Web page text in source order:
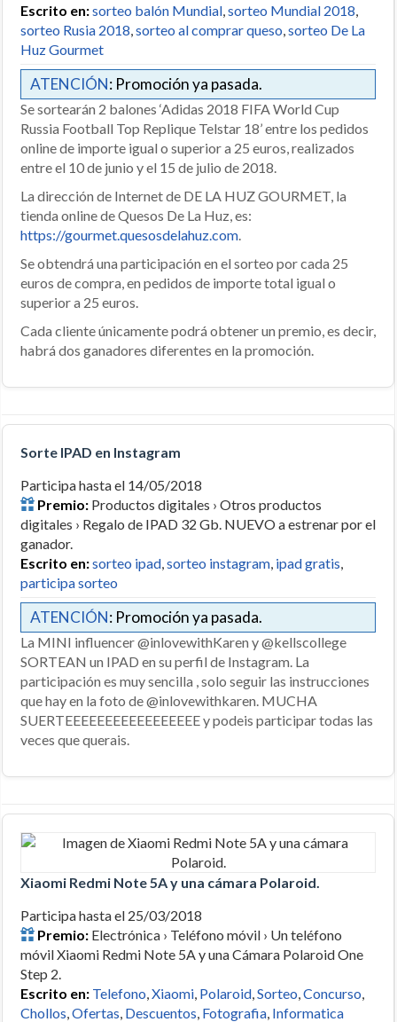
Escrito en:sorteo balón Mundial,sorteo Mundial 2018,
sorteo Rusia 2018,sorteo al comprar queso,sorteo De La
Huz Gourmet
ATENCIÓN: Promoción ya pasada.
Se sortearán 2 balones ‘Adidas 2018 FIFA World Cup
Russia Football Top Replique Telstar 18’ entre los pedidos
online de importe igual o superior a 25 euros, realizados
entre el 10 de junio y el 15 de julio de 2018.
La dirección de Internet de DE LA HUZ GOURMET, la
tienda online de Quesos De La Huz, es:
https://gourmet.quesosdelahuz.com.
Se obtendrá una participación en el sorteo por cada 25
euros de compra, en pedidos de importe total igual o
superior a 25 euros.
Cada cliente únicamente podrá obtener un premio, es decir,
habrá dos ganadores diferentes en la promoción.
Sorte IPAD en Instagram
Participa hasta el 14/05/2018
Premio: Productos digitales › Otros productos
digitales › Regalo de IPAD 32 Gb. NUEVO a estrenar por el
ganador.
Escrito en:sorteo ipad,sorteo instagram, ipad gratis,
participa sorteo
ATENCIÓN: Promoción ya pasada.
La MINI influencer @inlovewithKaren y @kellscollege
SORTEAN un IPAD en su perfil de Instagram. La
participación es muy sencilla , solo seguir las instrucciones
que hay en la foto de @inlovewithkaren. MUCHA
SUERTEEEEEEEEEEEEEEEEE y podeis participar todas las
veces que querais.
Xiaomi Redmi Note 5A y una cámara Polaroid.
Participa hasta el 25/03/2018
Premio: Electrónica › Teléfono móvil › Un teléfono
móvil Xiaomi Redmi Note 5A y una Cámara Polaroid One
Step 2.
Escrito en: Telefono,Xiaomi, Polaroid,Sorteo,Concurso,
Chollos,Ofertas, Descuentos, Fotografia, Informatica